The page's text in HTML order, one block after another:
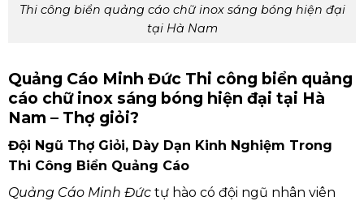
Thi công biển quảng cáo chữ inox sáng bóng hiện đại
tại Hà Nam
Quảng Cáo Minh Đức Thi công biển quảng
cáo chữ inox sáng bóng hiện đại tại Hà
Nam – Thợ giỏi?
Đội Ngũ Thợ Giỏi, Dày Dạn Kinh Nghiệm Trong
Thi Công Biển Quảng Cáo
Quảng Cáo Minh Đứctự hào có đội ngũ nhân viên